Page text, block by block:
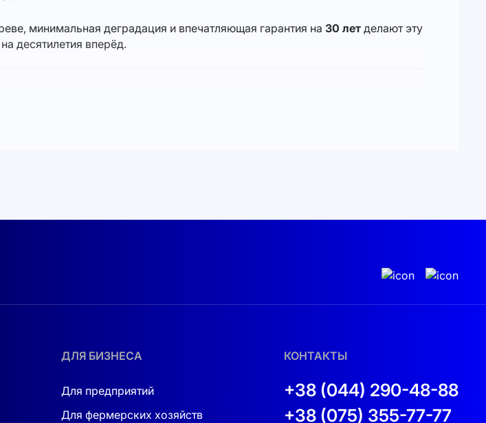
минимальная деградация и впечатляющая гарантия на 30 лет делают эту
десятилетия вперёд.
ДЛЯ БИЗНЕСА
Для предприятий
Для фермерских хозяйств
КОНТАКТЫ
+38 (044) 290-48-88
+38 (075) 355-77-77